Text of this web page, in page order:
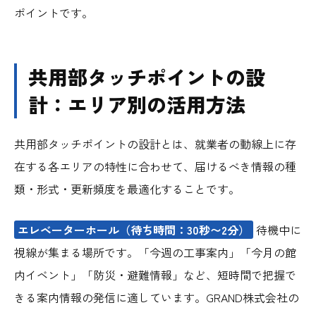
ポイントです。
共用部タッチポイントの設
計：エリア別の活用方法
共用部タッチポイントの設計とは、就業者の動線上に存
在する各エリアの特性に合わせて、届けるべき情報の種
類・形式・更新頻度を最適化することです。
エレベーターホール（待ち時間：30秒〜2分）
待機中に
視線が集まる場所です。「今週の工事案内」「今月の館
内イベント」「防災・避難情報」など、短時間で把握で
きる案内情報の発信に適しています。GRAND株式会社の